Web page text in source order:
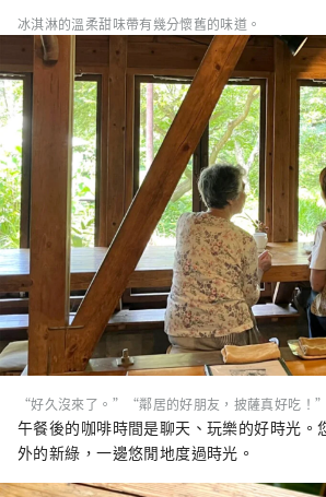
冰淇淋的溫柔甜味帶有幾分懷舊的味道。
“好久沒來了。”“鄰居的好朋友，披薩真好吃！”
午餐後的咖啡時間是聊天、玩樂的好時光。
外的新綠，一邊悠閒地度過時光。